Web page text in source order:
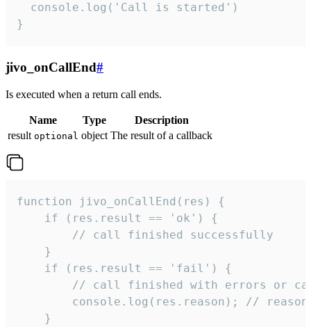
  console.log('Call is started')
}
jivo_onCallEnd#
Is executed when a return call ends.
Name Type
Description
result optional object The result of a callback
function jivo_onCallEnd(res) {
    if (res.result == 'ok') {
        // call finished successfully
    }
    if (res.result == 'fail') {
// call finished with errors or
console.log(res.reason); //
    }